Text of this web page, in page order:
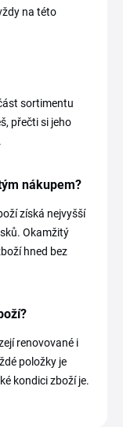
na této
sortimentu
přečti si jeho
nákupem?
získá nejvyšší
Okamžitý
hned bez
renovované i
položky je
kondici zboží je.